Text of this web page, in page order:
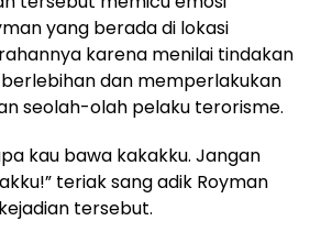
yang berada di lokasi
karena menilai tindakan
dan memperlakukan
seolah-olah pelaku terorisme.
kau bawa kakakku. Jangan
teriak sang adik Royman
tersebut.